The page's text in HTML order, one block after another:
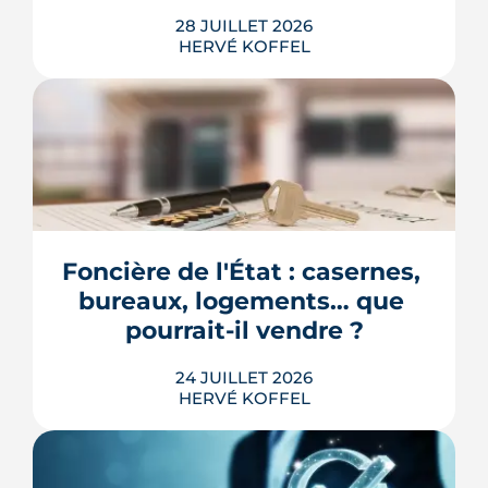
28 JUILLET 2026
HERVÉ KOFFEL
Longtemps clos derrière les murs de
l'hôpital Guillaume-Régnier, le Bois-
Perrin s'ouvre enfin sur la ville. La
redessinera tout un pan du quartier
Jeanne-d'Arc jusqu'en 2030.
LIRE L'ARTICLE
Foncière de l'État : casernes,
bureaux, logements… que
pourrait-il vendre ?
24 JUILLET 2026
HERVÉ KOFFEL